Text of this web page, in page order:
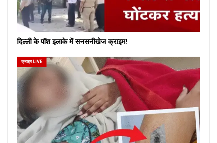
दिल्ली के पॉश इलाके में सनसनीखेज क्राइम!
क्राइम LIVE